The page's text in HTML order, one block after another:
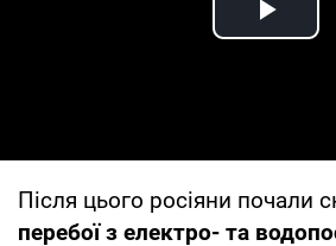
Play
Після цього росіяни почали
перебої з електро- та